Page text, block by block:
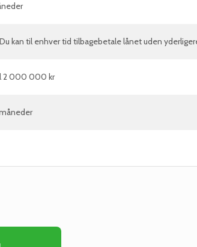
kan til enhver tid tilbagebetale lånet uden
2 000 000 kr